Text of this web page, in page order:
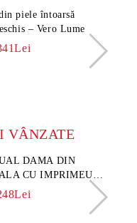
piele întoarsă
– Vero Lume
VÂNZATE
DAMA DIN
CU IMPRIMEU
LUNA